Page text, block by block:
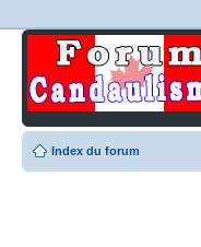
Index du forum